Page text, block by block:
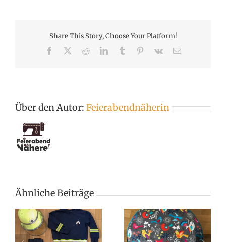
Share This Story, Choose Your Platform!
Facebook RedditLinkedInTumblr Pinterest
Vk
E-
Über den Autor: Feierabendnäherin
Ähnliche Beiträge